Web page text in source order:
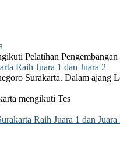
Pelatihan Pengembangan
Raih Juara 1 dan Juara 2
Surakarta. Dalam ajang
mengikuti Tes
Raih Juara 1 dan Juara